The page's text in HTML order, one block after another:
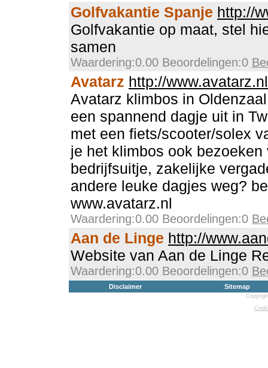
Golfvakantie Spanje http://
Golfvakantie op maat, stel
samen
Waardering:0.00 Beoordelingen:0
Avatarz http://www.avatarz.nl
Avatarz klimbos in
een spannend dagje uit in
met een fiets/scooter/solex
je het klimbos ook
bedrijfsuitje, zakelijke
andere leuke dagjes weg?
www.avatarz.nl
Waardering:0.00 Beoordelingen:0
Aan de Linge http://
Website van Aan de Linge
Waardering:0.00 Beoordelingen:0
Disclaimer Sitemap